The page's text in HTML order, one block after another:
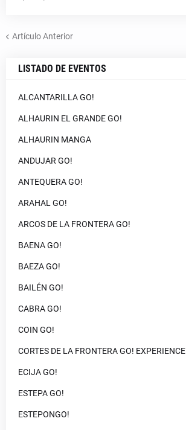
Artículo Anterior
LISTADO DE EVENTOS
ALCANTARILLA GO!
ALHAURIN EL GRANDE GO!
ALHAURIN MANGA
ANDUJAR GO!
ANTEQUERA GO!
ARAHAL GO!
ARCOS DE LA FRONTERA GO!
BAENA GO!
BAEZA GO!
BAILÉN GO!
CABRA GO!
COIN GO!
CORTES DE LA FRONTERA GO! EXPERIENCE
ECIJA GO!
ESTEPA GO!
ESTEPONGO!